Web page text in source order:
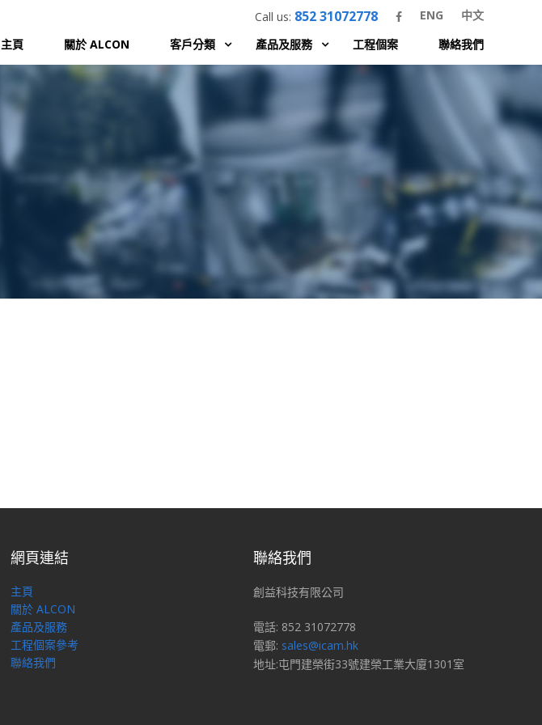
Call us: 852 31072778 ENG
中文
主頁
關於 ALCON 客戶分類 產品及服務 工程個案 聯絡我們
網頁連結
主頁
關於 ALCON
產品及服務
工程個案參考
聯絡我們
聯絡我們
創益科技有限公司
電話: 852 31072778
電郵: sales@icam.hk
地址:屯門建榮街33號建榮工業大廈1301室